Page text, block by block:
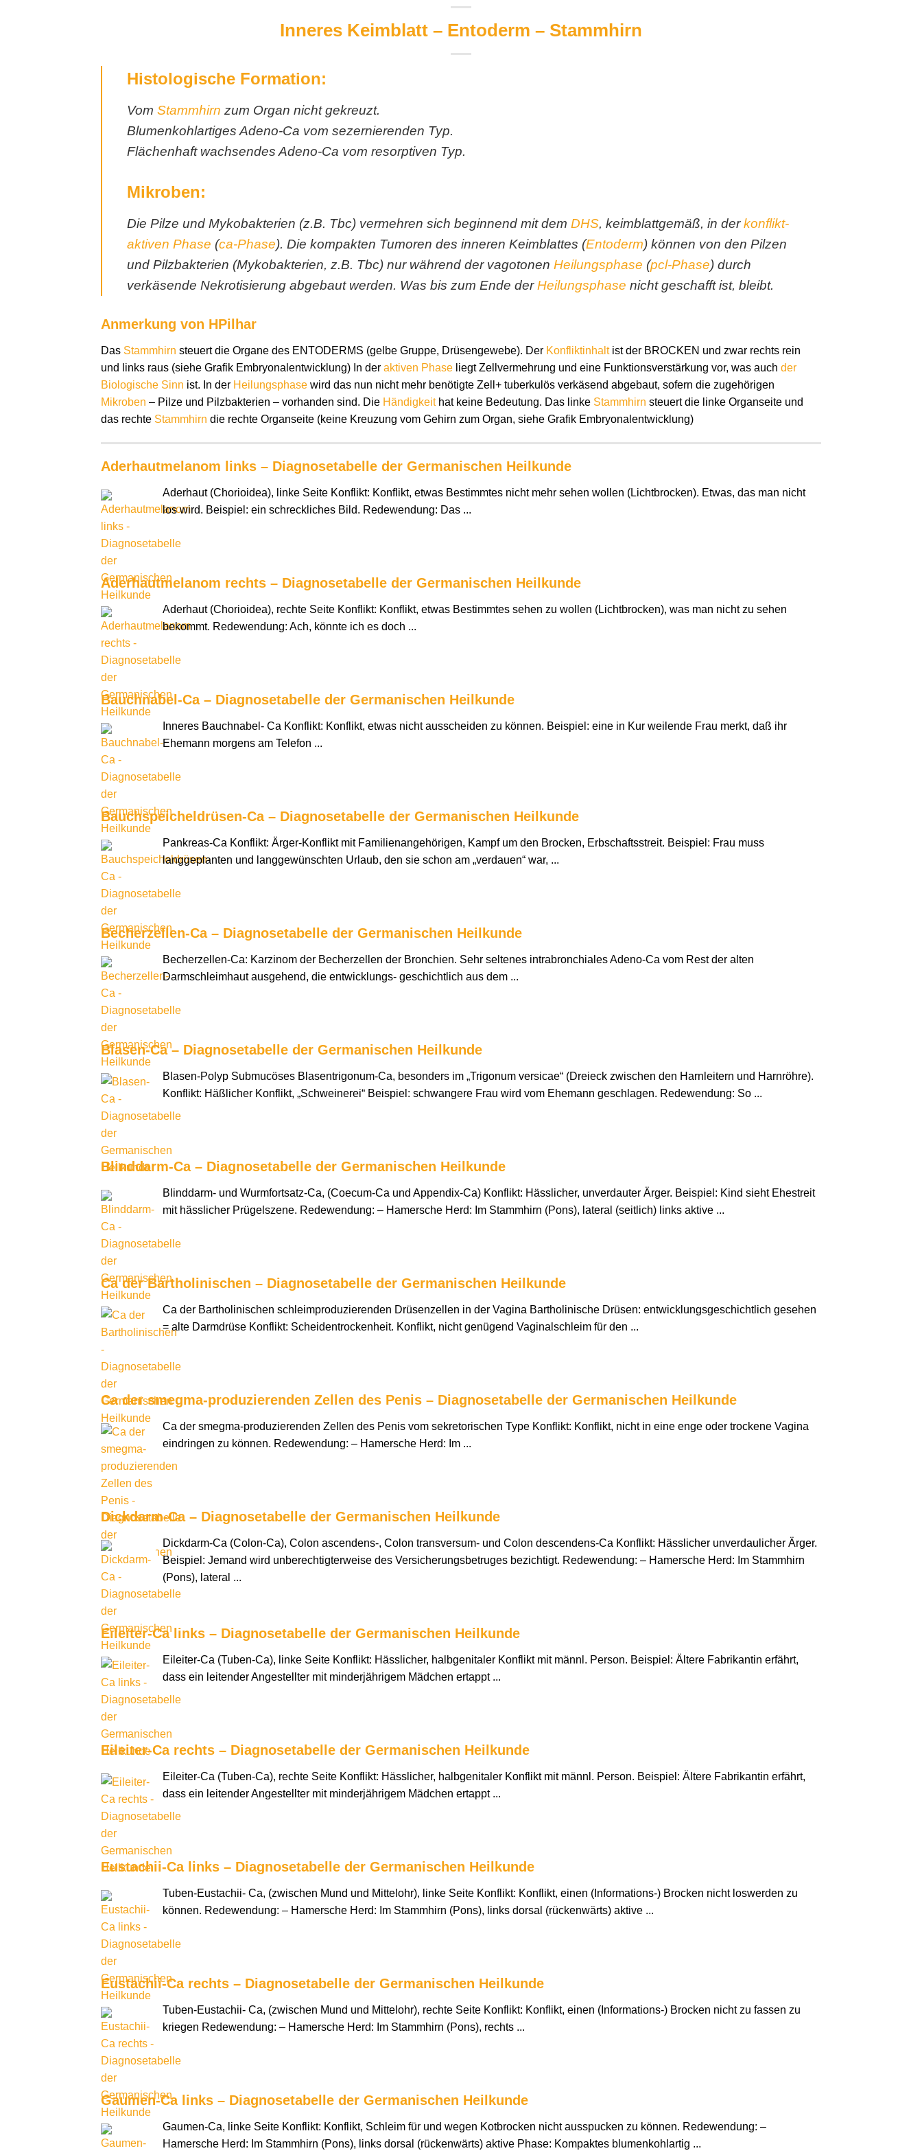
Inneres Keimblatt – Entoderm – Stammhirn
Histologische Formation:
Vom Stammhirn zum Organ nicht gekreuzt.
Blumenkohlartiges Adeno-Ca vom sezernierenden Typ.
Flächenhaft wachsendes Adeno-Ca vom resorptiven Typ.
Mikroben:
Die Pilze und Mykobakterien (z.B. Tbc) vermehren sich beginnend mit dem DHS, keimblattgemäß, in derkonflikt-
aktiven Phase (ca-Phase). Die kompakten Tumoren des inneren Keimblattes (Entoderm) können von den Pilzen
und Pilzbakterien (Mykobakterien, z.B. Tbc) nur während der vagotonen Heilungsphase (pcl-Phase) durch
verkäsende Nekrotisierung abgebaut werden. Was bis zum Ende derHeilungsphase nicht geschafft ist, bleibt.
Anmerkung von HPilhar
Das Stammhirn steuert die Organe des ENTODERMS (gelbe Gruppe, Drüsengewebe). Der Konfliktinhaltist der BROCKEN und zwar rechts rein
und links raus (siehe Grafik Embryonalentwicklung) In der aktiven Phase liegt Zellvermehrung und eine Funktionsverstärkung vor, was auch der
Biologische Sinn ist. In der Heilungsphase wird das nun nicht mehr benötigte Zell+ tuberkulös verkäsend abgebaut, sofern die zugehörigen
Mikroben – Pilze und Pilzbakterien – vorhanden sind. Die Händigkeithat keine Bedeutung. Das linke Stammhirn steuert die linke Organseite und
das rechte Stammhirn die rechte Organseite (keine Kreuzung vom Gehirn zum Organ, siehe Grafik Embryonalentwicklung)
Aderhautmelanom links – Diagnosetabelle der Germanischen Heilkunde
Aderhaut (Chorioidea), linke Seite Konflikt: Konflikt, etwas Bestimmtes nicht mehr sehen wollen (Lichtbrocken). Etwas, das man nicht
los wird. Beispiel: ein schreckliches Bild. Redewendung: Das ...
Aderhautmelanom rechts – Diagnosetabelle der Germanischen Heilkunde
Aderhaut (Chorioidea), rechte Seite Konflikt: Konflikt, etwas Bestimmtes sehen zu wollen (Lichtbrocken), was man nicht zu sehen
bekommt. Redewendung: Ach, könnte ich es doch ...
Bauchnabel-Ca – Diagnosetabelle der Germanischen Heilkunde
Inneres Bauchnabel- Ca Konflikt: Konflikt, etwas nicht ausscheiden zu können. Beispiel: eine in Kur weilende Frau merkt, daß ihr
Ehemann morgens am Telefon ...
Bauchspeicheldrüsen-Ca – Diagnosetabelle der Germanischen Heilkunde
Pankreas-Ca Konflikt: Ärger-Konflikt mit Familienangehörigen, Kampf um den Brocken, Erbschaftsstreit. Beispiel: Frau muss
langgeplanten und langgewünschten Urlaub, den sie schon am „verdauen“ war, ...
Becherzellen-Ca – Diagnosetabelle der Germanischen Heilkunde
Becherzellen-Ca: Karzinom der Becherzellen der Bronchien. Sehr seltenes intrabronchiales Adeno-Ca vom Rest der alten
Darmschleimhaut ausgehend, die entwicklungs- geschichtlich aus dem ...
Blasen-Ca – Diagnosetabelle der Germanischen Heilkunde
Blasen-Polyp Submucöses Blasentrigonum-Ca, besonders im „Trigonum versicae“ (Dreieck zwischen den Harnleitern und Harnröhre).
Konflikt: Häßlicher Konflikt, „Schweinerei“ Beispiel: schwangere Frau wird vom Ehemann geschlagen. Redewendung: So ...
Blinddarm-Ca – Diagnosetabelle der Germanischen Heilkunde
Blinddarm- und Wurmfortsatz-Ca, (Coecum-Ca und Appendix-Ca) Konflikt: Hässlicher, unverdauter Ärger. Beispiel: Kind sieht Ehestreit
mit hässlicher Prügelszene. Redewendung: – Hamersche Herd: Im Stammhirn (Pons), lateral (seitlich) links aktive ...
Ca der Bartholinischen – Diagnosetabelle der Germanischen Heilkunde
Ca der Bartholinischen schleimproduzierenden Drüsenzellen in der Vagina Bartholinische Drüsen: entwicklungsgeschichtlich gesehen
= alte Darmdrüse Konflikt: Scheidentrockenheit. Konflikt, nicht genügend Vaginalschleim für den ...
Ca der smegma-produzierenden Zellen des Penis – Diagnosetabelle der Germanischen Heilkunde
Ca der smegma-produzierenden Zellen des Penis vom sekretorischen Type Konflikt: Konflikt, nicht in eine enge oder trockene Vagina
eindringen zu können. Redewendung: – Hamersche Herd: Im ...
Dickdarm-Ca – Diagnosetabelle der Germanischen Heilkunde
Dickdarm-Ca (Colon-Ca), Colon ascendens-, Colon transversum- und Colon descendens-Ca Konflikt: Hässlicher unverdaulicher Ärger.
Beispiel: Jemand wird unberechtigterweise des Versicherungsbetruges bezichtigt. Redewendung: – Hamersche Herd: Im Stammhirn
(Pons), lateral ...
Eileiter-Ca links – Diagnosetabelle der Germanischen Heilkunde
Eileiter-Ca (Tuben-Ca), linke Seite Konflikt: Hässlicher, halbgenitaler Konflikt mit männl. Person. Beispiel: Ältere Fabrikantin erfährt,
dass ein leitender Angestellter mit minderjährigem Mädchen ertappt ...
Eileiter-Ca rechts – Diagnosetabelle der Germanischen Heilkunde
Eileiter-Ca (Tuben-Ca), rechte Seite Konflikt: Hässlicher, halbgenitaler Konflikt mit männl. Person. Beispiel: Ältere Fabrikantin erfährt,
dass ein leitender Angestellter mit minderjährigem Mädchen ertappt ...
Eustachii-Ca links – Diagnosetabelle der Germanischen Heilkunde
Tuben-Eustachii- Ca, (zwischen Mund und Mittelohr), linke Seite Konflikt: Konflikt, einen (Informations-) Brocken nicht loswerden zu
können. Redewendung: – Hamersche Herd: Im Stammhirn (Pons), links dorsal (rückenwärts) aktive ...
Eustachii-Ca rechts – Diagnosetabelle der Germanischen Heilkunde
Tuben-Eustachii- Ca, (zwischen Mund und Mittelohr), rechte Seite Konflikt: Konflikt, einen (Informations-) Brocken nicht zu fassen zu
kriegen Redewendung: – Hamersche Herd: Im Stammhirn (Pons), rechts ...
Gaumen-Ca links – Diagnosetabelle der Germanischen Heilkunde
Gaumen-Ca, linke Seite Konflikt: Konflikt, Schleim für und wegen Kotbrocken nicht ausspucken zu können. Redewendung: –
Hamersche Herd: Im Stammhirn (Pons), links dorsal (rückenwärts) aktive Phase: Kompaktes blumenkohlartig ...